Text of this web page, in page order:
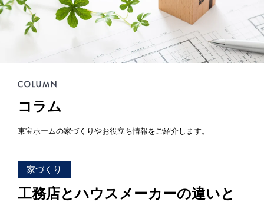
家がお施主様にとって「満足して喜ばれている
家」になっている事を目指して・・・
家づくりのこだわり
東宝ホームが自信を持ってお伝えできる「高品
つのポイントを詳しく紹介します。
テクノロジー
「健康・安心・保証」の3つに分けてご説明いたし
ZEH
なぜ、ZEHをしなければならないのか？その理由
と当社のZEH住宅普及への取り組み
コラム
東宝ホームの家づくりやお役立ち情報をご紹介します。
家づくり
工務店とハウスメーカーの違いと